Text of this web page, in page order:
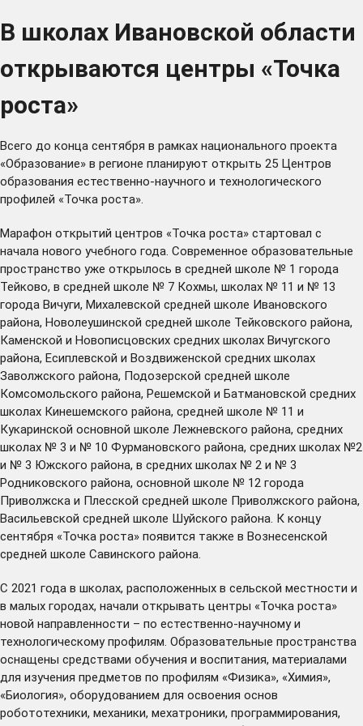
В школах Ивановской области
открываются центры «Точка
роста»
Всего до конца сентября в рамках национального проекта
«Образование» в регионе планируют открыть 25 Центров
образования естественно-научного и технологического
профилей «Точка роста».
Марафон открытий центров «Точка роста» стартовал с
начала нового учебного года. Современное образовательные
пространство уже открылось в средней школе № 1 города
Тейково, в средней школе № 7 Кохмы, школах № 11 и № 13
города Вичуги, Михалевской средней школе Ивановского
района, Новолеушинской средней школе Тейковского района,
Каменской и Новописцовских средних школах Вичугского
района, Есиплевской и Воздвиженской средних школах
Заволжского района, Подозерской средней школе
Комсомольского района, Решемской и Батмановской средних
школах Кинешемского района, средней школе № 11 и
Кукаринской основной школе Лежневского района, средних
школах № 3 и № 10 Фурмановского района, средних школах №2
и № 3 Южского района, в средних школах № 2 и № 3
Родниковского района, основной школе № 12 города
Приволжска и Плесской средней школе Приволжского района,
Васильевской средней школе Шуйского района. К концу
сентября «Точка роста» появится также в Вознесенской
средней школе Савинского района.
С 2021 года в школах, расположенных в сельской местности и
в малых городах, начали открывать центры «Точка роста»
новой направленности – по естественно-научному и
технологическому профилям. Образовательные пространства
оснащены средствами обучения и воспитания, материалами
для изучения предметов по профилям «Физика», «Химия»,
«Биология», оборудованием для освоения основ
робототехники, механики, мехатроники, программирования,